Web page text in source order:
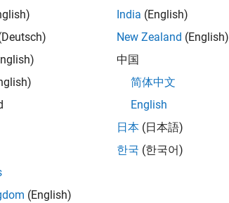
(English)
India (English)
New Zealand (English)
中国
简体中文
English
日本 (日本語)
한국 (한국어)